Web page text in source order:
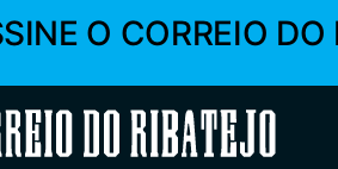
O CORREIO DO
do Ribatejo